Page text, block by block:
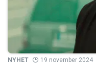
NYHET 19 november 2024